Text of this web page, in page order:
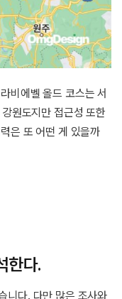
비에벨 올드 코스는 서
원도지만 접근성 또한
은 또 어떤 게 있을까
한다.
니다. 다만 많은 조사와